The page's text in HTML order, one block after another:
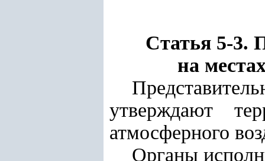
Статья 5-3.
на
утверждают
атмосферного
Органы